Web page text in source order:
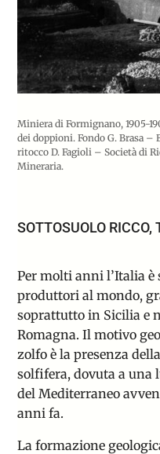
Miniera di Formignano, 1905-
dei doppioni. Fondo G. Brasa
ritocco D. Fagioli – Società di
Mineraria.
SOTTOSUOLO RICCO,
Per molti anni l’Italia
produttori al mondo,
soprattutto in Sicilia e
Romagna. Il motivo
zolfo è la presenza
solfifera, dovuta a una
del Mediterraneo
anni fa.
La formazione